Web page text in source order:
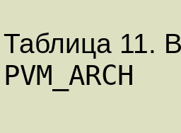
Таблица 11.
PVM_ARCH